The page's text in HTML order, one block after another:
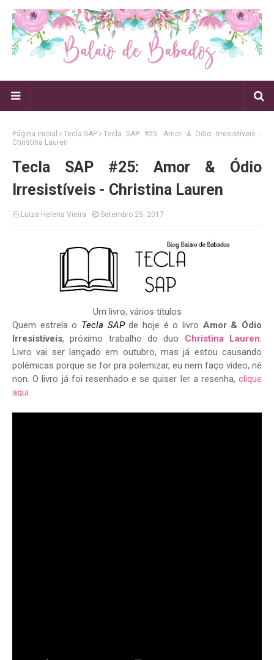
Página inicial Tecla SAP
Tecla SAP #25: Amor & Ódio Irresistíveis -
Christina Lauren
Tecla SAP #25: Amor & Ódio
Irresistíveis - Christina Lauren
Luiza Helena Vieira Setembro 25, 2017
Um livro, vários títulos
Quem estrela o Tecla SAPde hoje é o livro Amor & Ódio
Irresistíveis, próximo trabalho do duo Christina Lauren.
Livro vai ser lançado em outubro, mas já estou causando
polêmicas porque se for pra polemizar, eu nem faço vídeo, né
non. O livro já foi resenhado e se quiser ler a resenha, clique
aqui.